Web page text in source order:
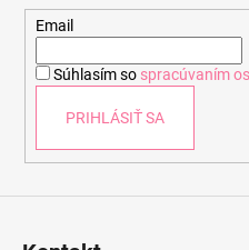
Email
Súhlasím so spracúvaním
PRIHLÁSIŤ SA